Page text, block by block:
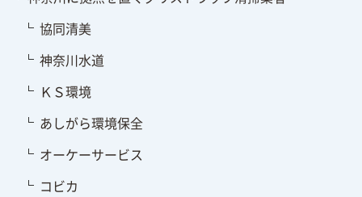
協同清美
神奈川水道
ＫＳ環境
あしがら環境保全
オーケーサービス
コビカ